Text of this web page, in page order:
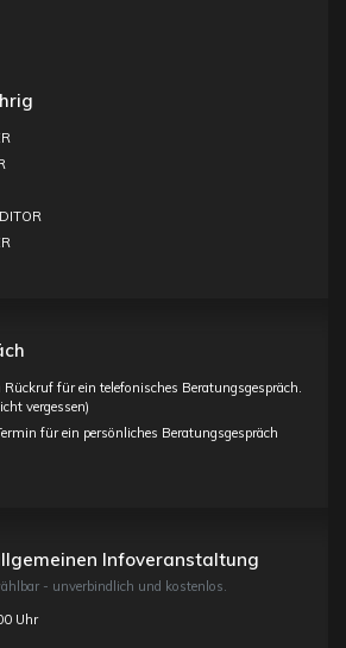
Rückruf für ein telefonisches Beratungsgespräch.
vergessen)
für ein persönliches Beratungsgespräch
Infoveranstaltung
- unverbindlich und kostenlos.
Uhr